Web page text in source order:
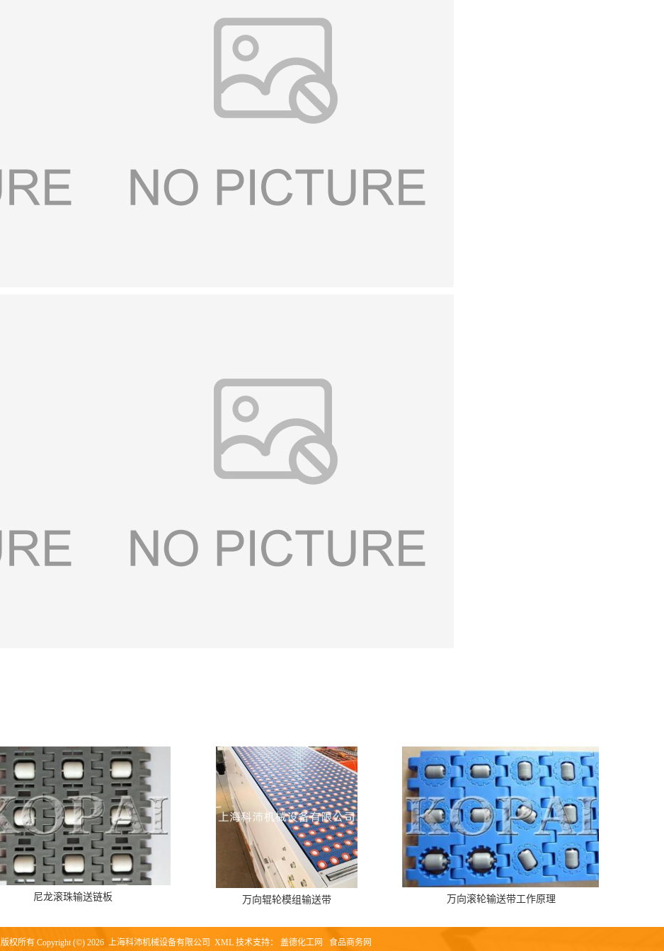
尼龙滚珠输送链板 万向辊轮模组输送带 万向滚轮输送带工作原理
版权所有 Copyright (©) 2026 上海科沛机械设备有限公司 XML 技术支持： 盖德化工网 食品商务网